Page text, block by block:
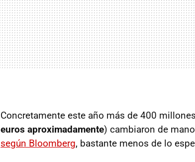
Concretamente este año más de 400
euros aproximadamente) cambiaron de
según Bloomberg, bastante menos de lo